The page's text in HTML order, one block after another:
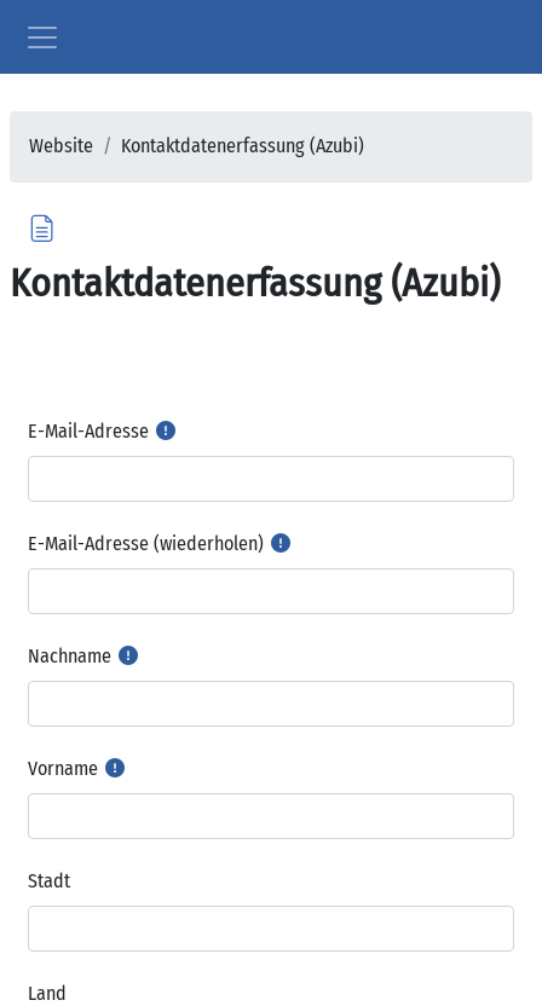
Website Kontaktdatenerfassung (Azubi)
Kontaktdatenerfassung (Azubi)
E-Mail-Adresse
E-Mail-Adresse (wiederholen)
Nachname
Vorname
Stadt
Land